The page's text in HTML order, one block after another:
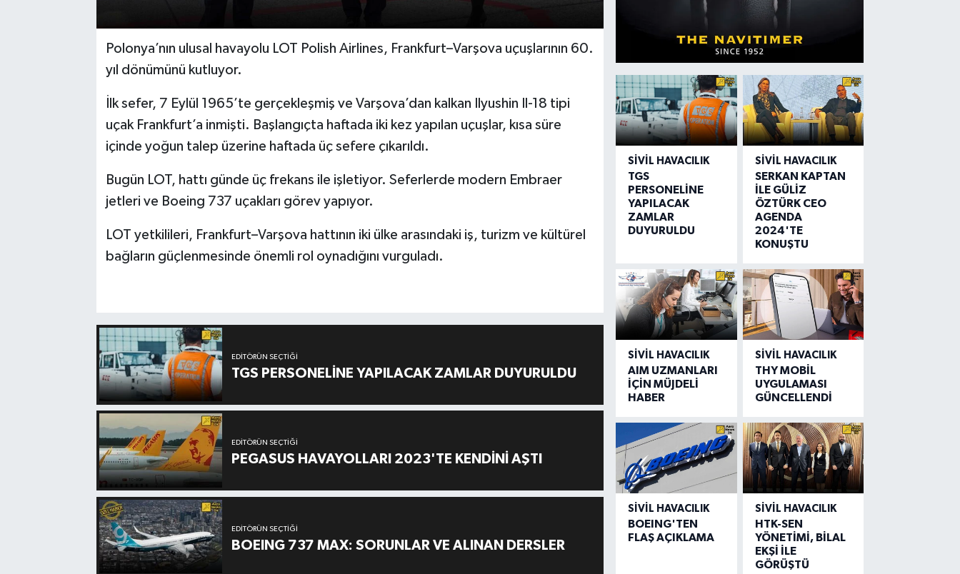
Polonya’nın ulusal havayolu LOT Polish Airlines, Frankfurt–Varşova uçuşlarının 60.
yıl dönümünü kutluyor.
İlk sefer, 7 Eylül 1965’te gerçekleşmiş ve Varşova’dan kalkan Ilyushin Il-18 tipi
uçak Frankfurt’a inmişti. Başlangıçta haftada iki kez yapılan uçuşlar, kısa süre
içinde yoğun talep üzerine haftada üç sefere çıkarıldı.
Bugün LOT, hattı günde üç frekans ile işletiyor. Seferlerde modern Embraer
jetleri ve Boeing 737 uçakları görev yapıyor.
LOT yetkilileri, Frankfurt–Varşova hattının iki ülke arasındaki iş, turizm ve kültürel
bağların güçlenmesinde önemli rol oynadığını vurguladı.
EDITÖRÜN SEÇTIĞI
TGS PERSONELİNE YAPILACAK ZAMLAR DUYURULDU
EDITÖRÜN SEÇTIĞI
PEGASUS HAVAYOLLARI 2023'TE KENDİNİ AŞTI
EDITÖRÜN SEÇTIĞI
BOEING 737 MAX: SORUNLAR VE ALINAN DERSLER
SIVIL HAVACILIK
TGS
PERSONELİNE
YAPILACAK
ZAMLAR
DUYURULDU
SIVIL HAVACILIK
SERKAN KAPTAN
İLE GÜLİZ
ÖZTÜRK CEO
AGENDA
2024'TE
KONUŞTU
SIVIL HAVACILIK
AIM UZMANLARI
İÇİN MÜJDELİ
HABER
SIVIL HAVACILIK
THY MOBİL
UYGULAMASI
GÜNCELLENDİ
SIVIL HAVACILIK
BOEING'TEN
FLAŞ AÇIKLAMA
SIVIL HAVACILIK
HTK-SEN
YÖNETİMİ, BİLAL
EKŞİ İLE
GÖRÜŞTÜ